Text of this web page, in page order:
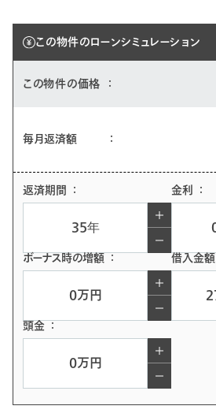
この物件のローンシミュレーション
この物件の価格
毎月返済額
返済期間 金利
ボーナス時の増額 借入金額
頭金